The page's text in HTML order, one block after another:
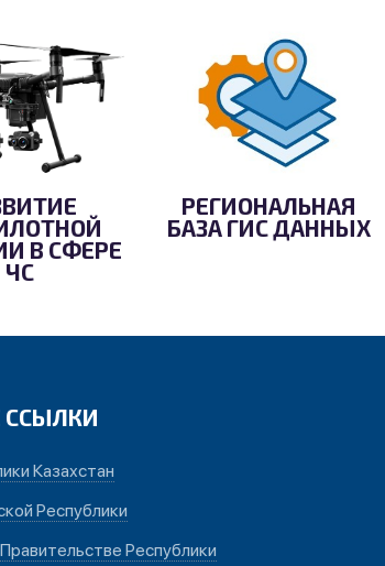
В СФЕРЕ
ЧС
РЕГИОНАЛЬНАЯ
БАЗА ГИС ДАННЫХ
ССЫЛКИ
Казахстан
Республики
Республики